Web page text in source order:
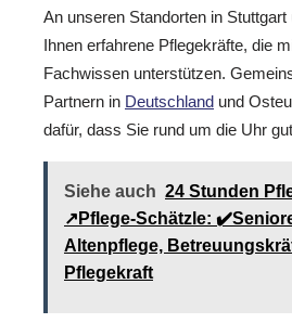
An unseren Standorten in
Ihnen erfahrene Pflegekräfte, die
Fachwissen unterstützen.
Partnern in Deutschland und
dafür, dass Sie rund um die Uhr
Siehe auch 24 Stunden
↗️Pflege-Schätzle:
Altenpflege,
Pflegekraft